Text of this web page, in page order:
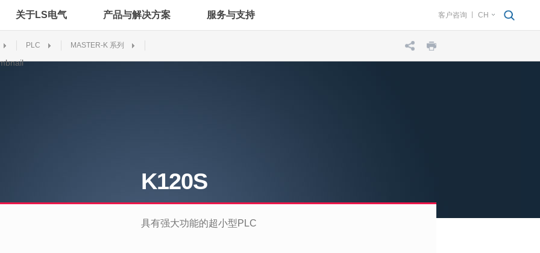
关于LS电气 产品与解决方案 服务与支持 客户咨询 CH
PLC MASTER-K 系列
K120S
具有强大功能的超小型PLC